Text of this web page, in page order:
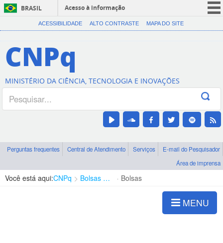
BRASIL
Acesso à informação
CORONAVÍRUS (COVID-19)
Canais
ACESSIBILIDADE ALTO CONTRASTE MAPA DO SITE
CNPq
MINISTÉRIO DA CIÊNCIA, TECNOLOGIA E INOVAÇÕES
Perguntas frequentes Central de Atendimento Serviços
E-mail do Pesquisador
Área de imprensa
Você está aqui:CNPq Bolsas e Auxílios Vigentes Bolsas
MENU